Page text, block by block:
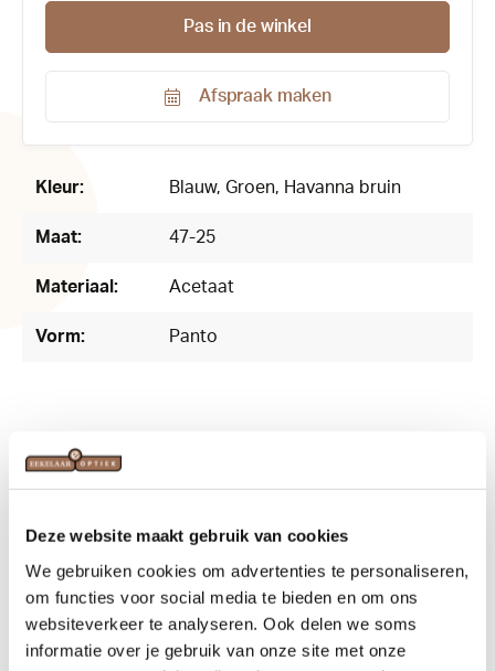
Deze website maakt gebruik van cookies
We gebruiken cookies om advertenties te personaliseren,
om functies voor social media te bieden en om ons
websiteverkeer te analyseren. Ook delen we soms
informatie over je gebruik van onze site met onze
Pas in de winkel
Afspraak maken
Kleur:
Blauw, Groen, Havanna bruin
Maat: 47-25
Materiaal: Acetaat
Vorm: Panto
Related products